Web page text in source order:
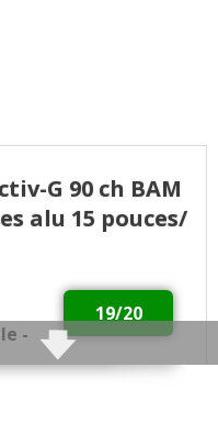
G 90 ch BAM
alu 15 pouces/
19/20
-